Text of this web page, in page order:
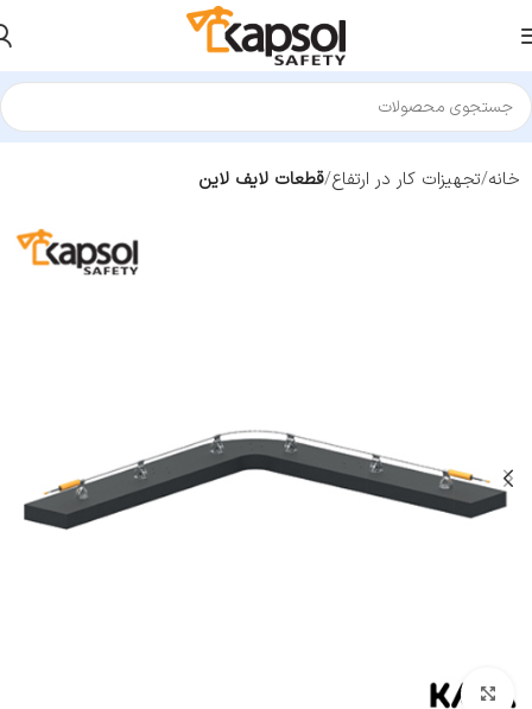
خانه تجهیزات کار در ارتفاع قطعات لایف لاین
بزرگنمایی تصویر